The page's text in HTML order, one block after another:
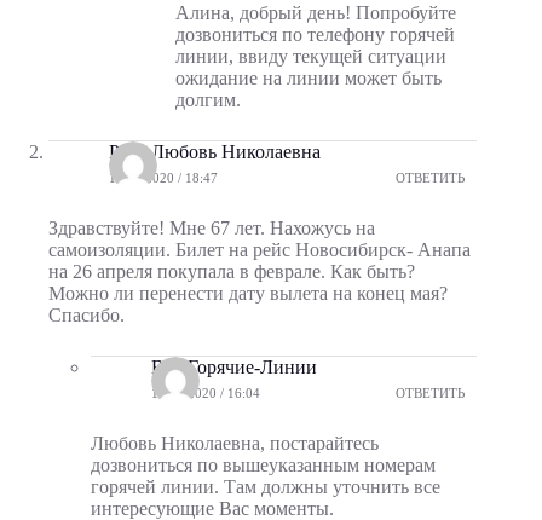
Алина, добрый день! Попробуйте
дозвониться по телефону горячей
линии, ввиду текущей ситуации
ожидание на линии может быть
долгим.
Росс Любовь Николаевна
10.04.2020 / 18:47 ОТВЕТИТЬ
Здравствуйте! Мне 67 лет. Нахожусь на
самоизоляции. Билет на рейс Новосибирск- Анапа
на 26 апреля покупала в феврале. Как быть?
Можно ли перенести дату вылета на конец мая?
Спасибо.
Все-Горячие-Линии
16.04.2020 / 16:04 ОТВЕТИТЬ
Любовь Николаевна, постарайтесь
дозвониться по вышеуказанным номерам
горячей линии. Там должны уточнить все
интересующие Вас моменты.